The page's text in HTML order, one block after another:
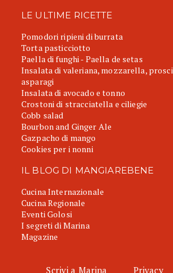
LE ULTIME RICETTE
Pomodori ripieni di burrata
Torta pasticciotto
Paella di funghi - Paella de setas
Insalata di valeriana, mozzarella,
asparagi
Insalata di avocado e tonno
Crostoni di stracciatella e ciliegie
Cobb salad
Bourbon and Ginger Ale
Gazpacho di mango
Cookies per i nonni
IL BLOG DI MANGIAREBENE
Cucina Internazionale
Cucina Regionale
Eventi Golosi
I segreti di Marina
Magazine
Scrivi a Marina Privacy